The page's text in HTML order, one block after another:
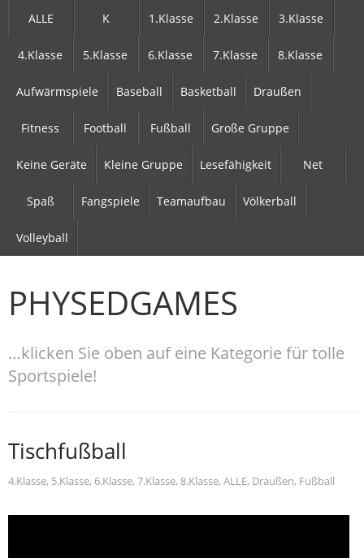
ALLE K 1.Klasse 2.Klasse 3.Klasse
4.Klasse 5.Klasse 6.Klasse 7.Klasse 8.Klasse
Aufwärmspiele Baseball Basketball Draußen
Fitness Football Fußball Große Gruppe
Keine Geräte Kleine Gruppe Lesefähigkeit Net
Spaß Fangspiele Teamaufbau Völkerball
Volleyball
PHYSEDGAMES
…klicken Sie oben auf eine Kategorie für tolle
Sportspiele!
Tischfußball
4.Klasse, 5.Klasse, 6.Klasse, 7.Klasse, 8.Klasse, ALLE, Draußen, Fußball